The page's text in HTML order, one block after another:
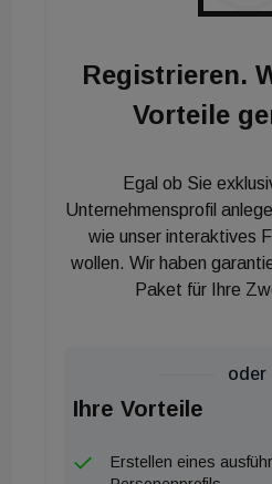
Registrieren.
Vorteile
Egal ob Sie
Unternehmensprofil
wie unser interaktives
wollen. Wir haben
Paket für Ihre
oder
Ihre Vorteile
Erstellen eines